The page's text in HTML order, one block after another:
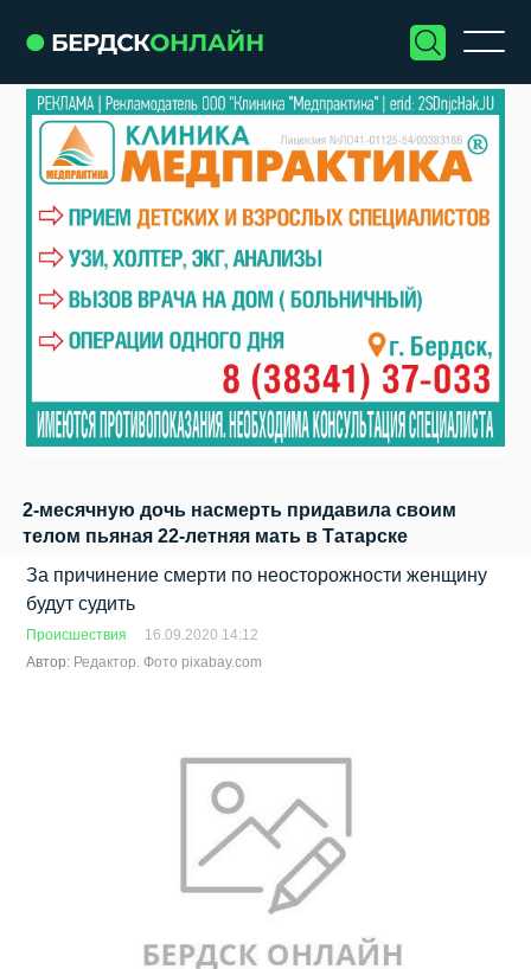
2-месячную дочь насмерть придавила своим
телом пьяная 22-летняя мать в Татарске
За причинение смерти по неосторожности женщину
будут судить
Происшествия
16.09.2020 14:12
Автор: Редактор. Фото pixabay.com